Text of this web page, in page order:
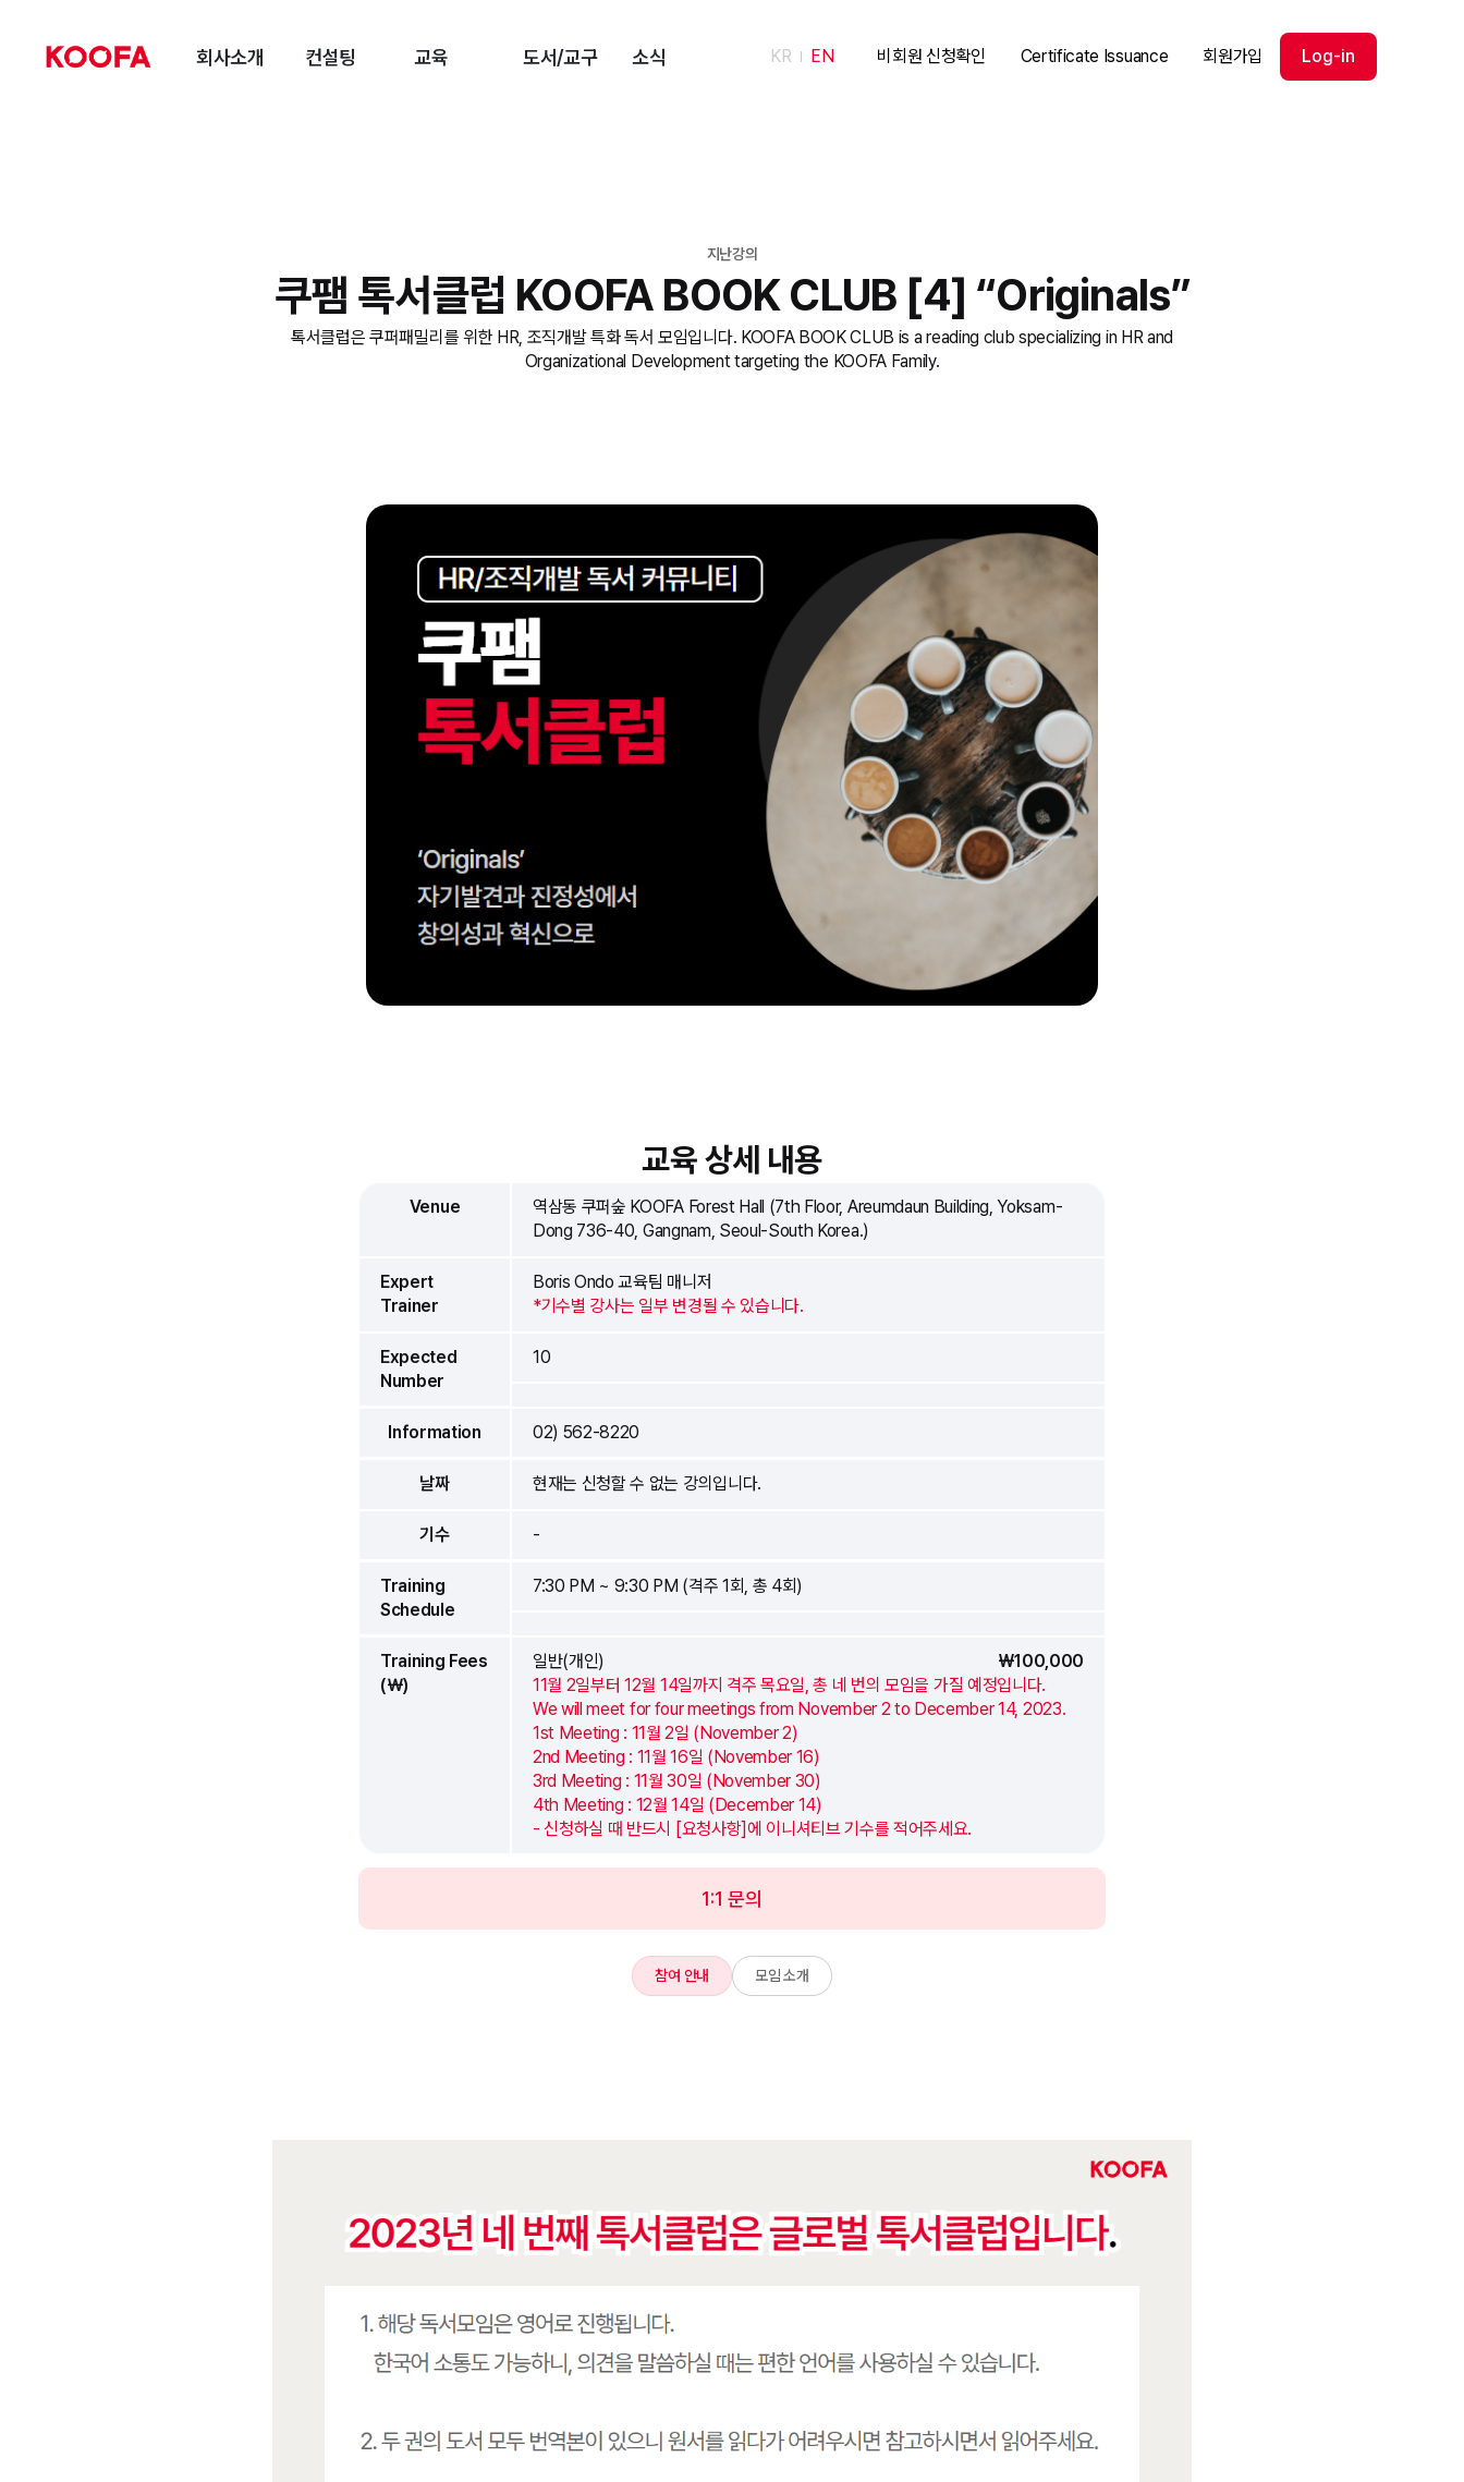
회사소개 컨설팅 교육 도서/교구 소식 KR EN 비회원 신청확인 Certificate Issuance 회원가입 Log-in
지난강의
쿠팸 톡서클럽 KOOFA BOOK CLUB [4] “Originals”
톡서클럽은 쿠퍼패밀리를 위한 HR, 조직개발 특화 독서 모임입니다. KOOFA BOOK CLUB is a reading club specializing in HR and
Organizational Development targeting the KOOFA Family.
교육 상세 내용
Venue
역삼동 쿠퍼숲 KOOFA Forest Hall (7th Floor, Areumdaun Building, Yoksam-
Dong 736-40, Gangnam, Seoul-South Korea.)
Expert
Trainer
Boris Ondo 교육팀 매니저
*기수별 강사는 일부 변경될 수 있습니다.
Expected
Number
10
Information 02) 562-8220
날짜 현재는 신청할 수 없는 강의입니다.
기수 -
Training
Schedule
7:30 PM ~ 9:30 PM (격주 1회, 총 4회)
Training Fees
(￦)
일반(개인)
₩100,000
11월 2일부터 12월 14일까지 격주 목요일, 총 네 번의 모임을 가질 예정입니다.
We will meet for four meetings from November 2 to December 14, 2023.
1st Meeting : 11월 2일 (November 2)
2nd Meeting : 11월 16일 (November 16)
3rd Meeting : 11월 30일 (November 30)
4th Meeting : 12월 14일 (December 14)
- 신청하실 때 반드시 [요청사항]에 이니셔티브 기수를 적어주세요.
1:1 문의
참여 안내 모임 소개